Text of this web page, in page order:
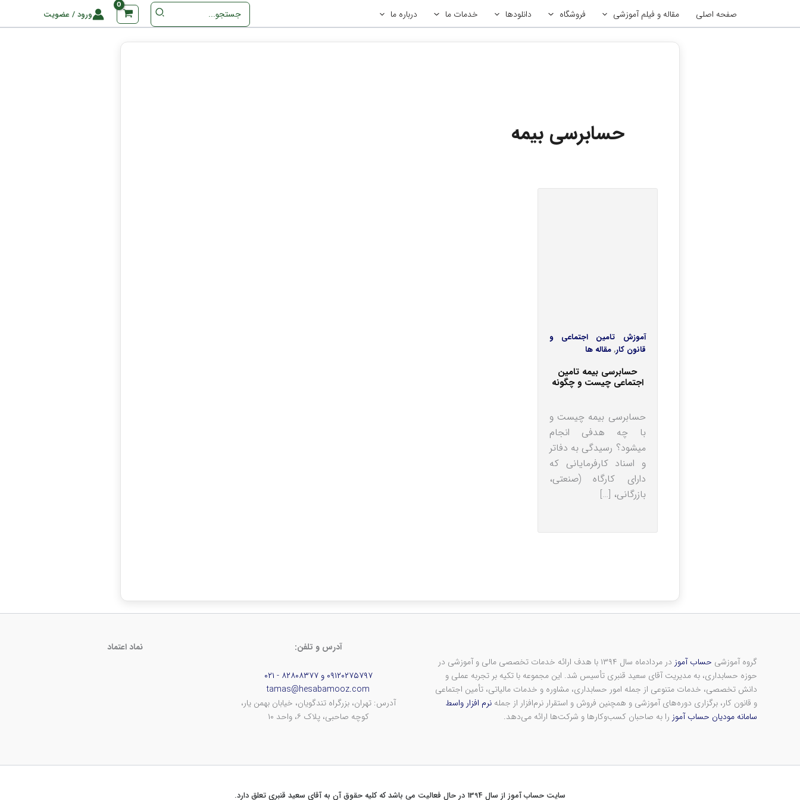
صفحه اصلی مقاله و فیلم آموزشی فروشگاه دانلودها خدمات ما درباره ما
جستجو
برای
:
ورود / عضویت
حسابرسی بیمه
آموزش تامین اجتماعی و
قانون کار,مقاله ها
حسابرسی بیمه تامین
اجتماعی چیست و چگونه
حسابرسی بیمه‎ چیست و
با چه هدفی انجام
می‎شود؟ رسیدگی به دفاتر
و اسناد کارفرمایانی که
دارای کارگاه (صنعتی،
بازرگانی، […]
گروه آموزشی حساب آموز
در مردادماه سال ۱۳۹۴ با هدف ارائه خدمات تخصصی مالی و آموزشی در
حوزه حسابداری، به مدیریت آقای سعید قنبری تأسیس شد. این مجموعه با تکیه بر تجربه عملی و
دانش تخصصی، خدمات متنوعی از جمله امور حسابداری، مشاوره و خدمات مالیاتی، تأمین اجتماعی
و قانون کار، برگزاری دوره‌های آموزشی و همچنین فروش و استقرار نرم‌افزار از جمله نرم افزار واسط
سامانه مودیان حساب آموز را به صاحبان کسب‌وکارها و شرکت‌ها ارائه می‌دهد.
آدرس و تلفن:
۰۹۱۲۰۲۷۵۷۹۷ و ۸۲۸۰۸۳۷۷ - ۰۲۱
tamas@hesabamooz.com
آدرس: تهران، بزرگراه تندگویان، خیابان بهمن یار،
کوچه صاحبی، پلاک ۶، واحد ۱۰
نماد اعتماد
سایت حساب آموز از سال 1394 در حال فعالیت می باشد که کلیه حقوق آن به آقای سعید قنبری تعلق دارد.